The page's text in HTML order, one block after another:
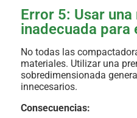
Error 5: Usar una
inadecuada para
No todas las
materiales. Utilizar una
sobredimensionada
innecesarios.
Consecuencias: